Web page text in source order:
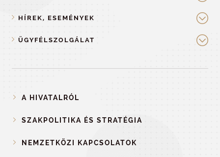
HÍREK, ESEMÉNYEK
ÜGYFÉLSZOLGÁLAT
A HIVATALRÓL
SZAKPOLITIKA ÉS STRATÉGIA
NEMZETKÖZI KAPCSOLATOK